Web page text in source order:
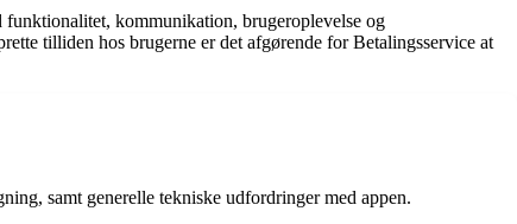
funktionalitet, kommunikation, brugeroplevelse og
tilliden hos brugerne er det afgørende for Betalingsservice at
samt generelle tekniske udfordringer med appen.